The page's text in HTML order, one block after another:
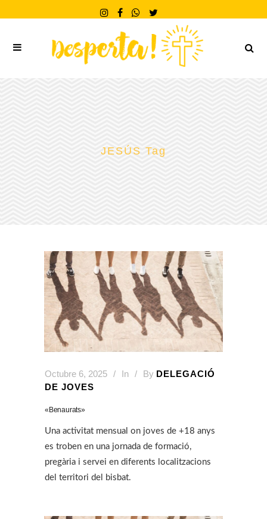
JESÚS Tag
Octubre 6, 2025 In By DELEGACIÓ
DE JOVES
«Benaurats»
Una activitat mensual on joves de +18 anys
es troben en una jornada de formació,
pregària i servei en diferents localitzacions
del territori del bisbat.